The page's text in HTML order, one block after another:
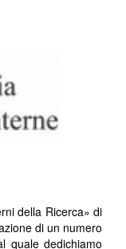
della Ricerca» di
di un numero
quale dedichiamo